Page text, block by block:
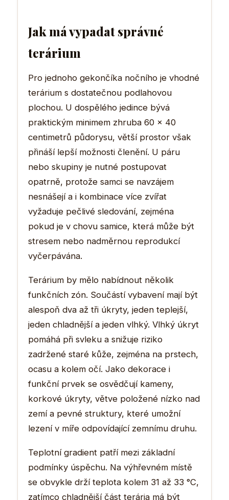
Jak má vypadat správné
terárium
Pro jednoho gekončíka nočního je vhodné
terárium s dostatečnou podlahovou
plochou. U dospělého jedince bývá
praktickým minimem zhruba 60 × 40
centimetrů půdorysu, větší prostor však
přináší lepší možnosti členění. U páru
nebo skupiny je nutné postupovat
opatrně, protože samci se navzájem
nesnášejí a i kombinace více zvířat
vyžaduje pečlivé sledování, zejména
pokud je v chovu samice, která může být
stresem nebo nadměrnou reprodukcí
vyčerpávána.
Terárium by mělo nabídnout několik
funkčních zón. Součástí vybavení mají být
alespoň dva až tři úkryty, jeden teplejší,
jeden chladnější a jeden vlhký. Vlhký úkryt
pomáhá při svleku a snižuje riziko
zadržené staré kůže, zejména na prstech,
ocasu a kolem očí. Jako dekorace i
funkční prvek se osvědčují kameny,
korkové úkryty, větve položené nízko nad
zemí a pevné struktury, které umožní
lezení v míře odpovídající zemnímu druhu.
Teplotní gradient patří mezi základní
podmínky úspěchu. Na výhřevném místě
se obvykle drží teplota kolem 31 až 33 °C,
zatímco chladnější část terária má být